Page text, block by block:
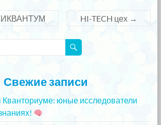
HI-TECH цех →
Свежие записи
Кванториуме: юные исследователи